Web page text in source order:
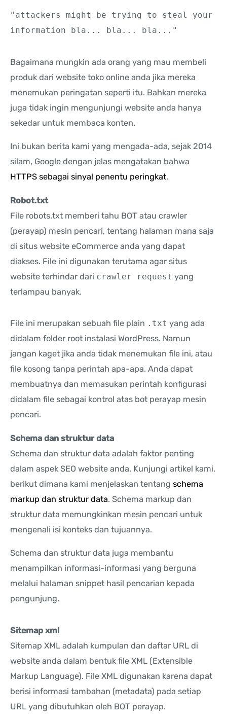
"attackers might be trying to steal your
information bla... bla... bla..."
Bagaimana mungkin ada orang yang mau membeli
produk dari website toko online anda jika mereka
menemukan peringatan seperti itu. Bahkan mereka
juga tidak ingin mengunjungi website anda hanya
sekedar untuk membaca konten.
Ini bukan berita kami yang mengada-ada, sejak 2014
silam, Google dengan jelas mengatakan bahwa
HTTPS sebagai sinyal penentu peringkat.
Robot.txt
File robots.txt memberi tahu BOT atau crawler
(perayap) mesin pencari, tentang halaman mana saja
di situs website eCommerce anda yang dapat
diakses. File ini digunakan terutama agar situs
website terhindar dari crawler request yang
terlampau banyak.
File ini merupakan sebuah file plain .txt yang ada
didalam folder root instalasi WordPress. Namun
jangan kaget jika anda tidak menemukan file ini, atau
file kosong tanpa perintah apa-apa. Anda dapat
membuatnya dan memasukan perintah konfigurasi
didalam file sebagai kontrol atas bot perayap mesin
pencari.
Schema dan struktur data
Schema dan struktur data adalah faktor penting
dalam aspek SEO website anda. Kunjungi artikel kami,
berikut dimana kami menjelaskan tentang schema
markup dan struktur data. Schema markup dan
struktur data memungkinkan mesin pencari untuk
mengenali isi konteks dan tujuannya.
Schema dan struktur data juga membantu
menampilkan informasi-informasi yang berguna
melalui halaman snippet hasil pencarian kepada
pengunjung.
Sitemap xml
Sitemap XML adalah kumpulan dan daftar URL di
website anda dalam bentuk file XML (Extensible
Markup Language). File XML digunakan karena dapat
berisi informasi tambahan (metadata) pada setiap
URL yang dibutuhkan oleh BOT perayap.